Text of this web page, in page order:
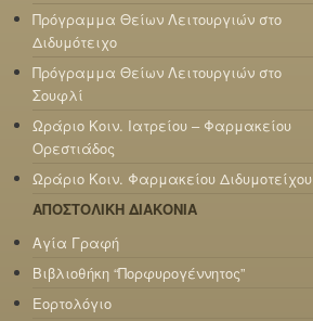
Πρόγραμμα Θείων Λειτουργιών στο
Διδυμότειχο
Πρόγραμμα Θείων Λειτουργιών στο
Σουφλί
Ωράριο Κοιν. Ιατρείου – Φαρμακείου
Ορεστιάδος
Ωράριο Κοιν. Φαρμακείου Διδυμοτείχου
ΑΠΟΣΤΟΛΙΚΗ ΔΙΑΚΟΝΙΑ
Αγία Γραφή
Βιβλιοθήκη “Πορφυρογέννητος”
Εορτολόγιο